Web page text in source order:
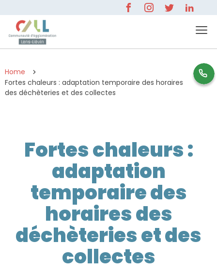
Home
Fortes chaleurs : adaptation temporaire des horaires
des déchèteries et des collectes
Fortes chaleurs :
adaptation
temporaire des
horaires des
déchèteries et des
collectes
0 800 596 000